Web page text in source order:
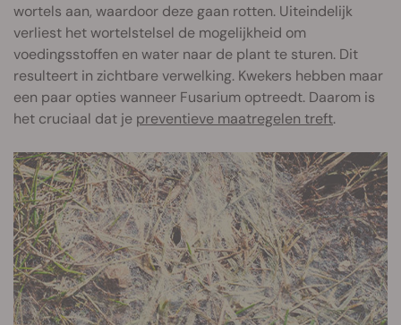
wortels aan, waardoor deze gaan rotten. Uiteindelijk
verliest het wortelstelsel de mogelijkheid om
voedingsstoffen en water naar de plant te sturen. Dit
resulteert in zichtbare verwelking. Kwekers hebben maar
een paar opties wanneer Fusarium optreedt. Daarom is
het cruciaal dat je preventieve maatregelen treft.